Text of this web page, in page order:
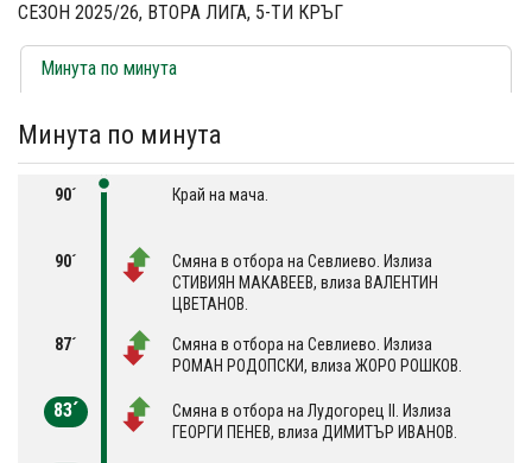
СЕЗОН 2025/26, ВТОРА ЛИГА, 5-ТИ КРЪГ
Минута по минута
Минута по минута
90´ Край на мача.
90´
Смяна в отбора на Севлиево. Излиза
СТИВИЯН МАКАВЕЕВ, влиза ВАЛЕНТИН
ЦВЕТАНОВ.
87´
Смяна в отбора на Севлиево. Излиза
РОМАН РОДОПСКИ, влиза ЖОРО РОШКОВ.
83´
Смяна в отбора на Лудогорец II. Излиза
ГЕОРГИ ПЕНЕВ, влиза ДИМИТЪР ИВАНОВ.